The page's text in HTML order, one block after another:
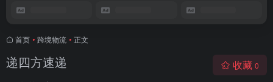
首页 • 跨境物流 • 正文
递四方速递 收藏 0